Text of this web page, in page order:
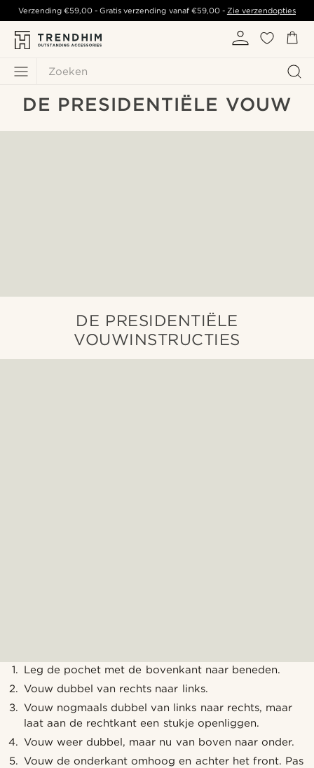
Zoeken
Verzending€59,00 - Gratis verzending vanaf €59,00- Zie verzendopties
DE PRESIDENTIËLE VOUW
DE PRESIDENTIËLE
VOUWINSTRUCTIES
Leg de pochet met de bovenkant naar beneden.
Vouw dubbel van rechts naar links.
Vouw nogmaals dubbel van links naar rechts, maar
laat aan de rechtkant een stukje openliggen.
Vouw weer dubbel, maar nu van boven naar onder.
Vouw de onderkant omhoog en achter het front. Pas